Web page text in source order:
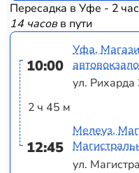
Пересадка в Уфе - 2
14 часовв пути
10:00
2 ч 45 м
12:45
Уфа,
ул. Рихарда
Мелеуз,
ул.